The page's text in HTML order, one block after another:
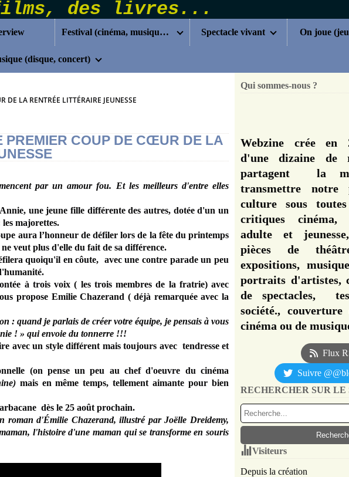
Festival (cinéma, musique...) Spectacle vivant
(disque, concert)
LA RENTRÉE LITTÉRAIRE JEUNESSE
PREMIER COUP DE CŒUR DE LA
par un amour fou. Et les meilleurs d'entre elles
une jeune fille différente des autres, dotée d'un un
majorettes.
aura l’honneur de défiler lors de la fête du printemps
veut plus d'elle du fait de sa différence.
quoiqu'il en côute, avec une contre parade un peu
à trois voix ( les trois membres de la fratrie) avec
propose Emilie Chazerand ( déjà remarquée avec la
: quand je parlais de créer votre équipe, je pensais à vous
! » qui envoie du tonnerre !!!
avec un style différent mais toujours avec tendresse et
(on pense un peu au chef d'oeuvre du cinéma
mais en même temps, tellement aimante pour bien
dès le 25 août prochain.
roman d'Émilie Chazerand, illustré par Joëlle Dreidemy,
, l'histoire d'une maman qui se transforme en souris
Qui sommes-nous ?
Webzine crée en
d'une dizaine de
partagent la
transmettre notre
culture sous
critiques
adulte et
pièces de
expositions,
portraits d'artistes,
de spectacles,
société.,
cinéma ou de
Flux
Suivre
RECHERCHER SUR LE
Visiteurs
Depuis la création